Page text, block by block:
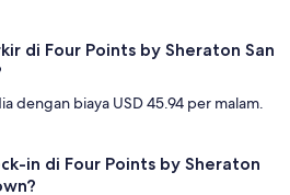
di Four Points by Sheraton San
dengan biaya USD 45.94 per malam.
in di Four Points by Sheraton